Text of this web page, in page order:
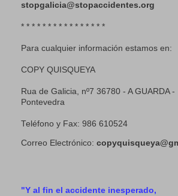
stopgalicia@stopaccidentes.org
* * * * * * * * * * * * * * * *
Para cualquier información estamos en:
COPY QUISQUEYA
Rua de Galicia, nº7 36780 - A GUARDA -
Pontevedra
Teléfono y Fax: 986 610524
Correo Electrónico:
"Y al fin el accidente inesperado,